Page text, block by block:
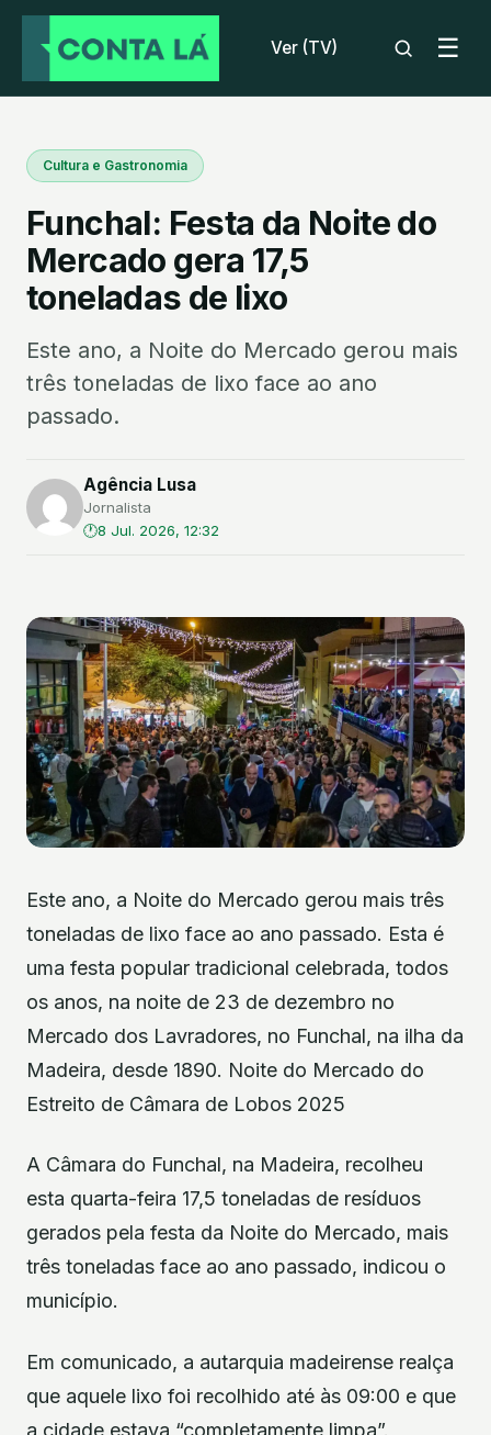
Ver (TV) ☰
Cultura e Gastronomia
Funchal: Festa da Noite do
Mercado gera 17,5
toneladas de lixo
Este ano, a Noite do Mercado gerou mais
três toneladas de lixo face ao ano
passado.
Agência Lusa
Jornalista
8 Jul. 2026, 12:32
Este ano, a Noite do Mercado gerou mais três
toneladas de lixo face ao ano passado. Esta é
uma festa popular tradicional celebrada, todos
os anos, na noite de 23 de dezembro no
Mercado dos Lavradores, no Funchal, na ilha da
Madeira, desde 1890. Noite do Mercado do
Estreito de Câmara de Lobos 2025
A Câmara do Funchal, na Madeira, recolheu
esta quarta-feira 17,5 toneladas de resíduos
gerados pela festa da Noite do Mercado, mais
três toneladas face ao ano passado, indicou o
município.
Em comunicado, a autarquia madeirense realça
que aquele lixo foi recolhido até às 09:00 e que
a cidade estava “completamente limpa”.